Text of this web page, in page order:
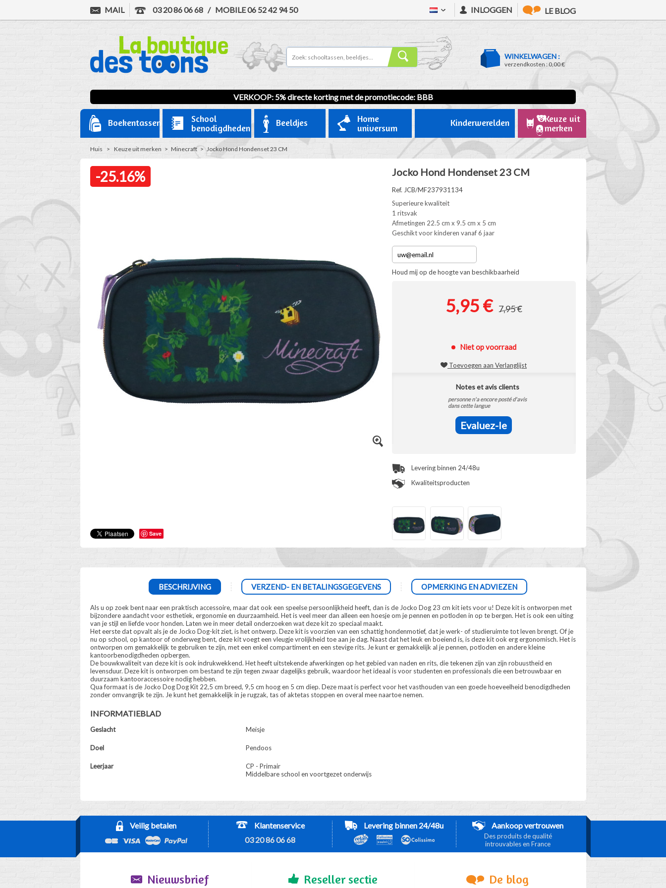
MAIL 03 20 86 06 68 / MOBILE06 52 42 94 50 INLOGGEN LE BLOG
WINKELWAGEN :
verzendkosten :0,00 €
VERKOOP: 5% directe korting met de promotiecode: BBB
Boekentassen
School
benodigdheden
Beeldjes
Home
universum
Kinderwerelden
Keuze uit
merken
Huis > Keuze uit merken > Minecraft > Jocko Hond Hondenset 23 CM
-25.16%
Save
Jocko Hond Hondenset 23 CM
Ref. JCB/MF237931134
Superieure kwaliteit
1 ritsvak
Afmetingen 22.5 cm x 9.5 cm x 5 cm
Geschikt voor kinderen vanaf 6 jaar
Houd mij op de hoogte van beschikbaarheid
5,95 € 7,95 €
Niet op voorraad
Toevoegen aan Verlanglijst
Notes et avis clients
personne n'a encore posté d'avis
dans cette langue
Evaluez-le
Levering binnen 24/48u
Kwaliteitsproducten
BESCHRIJVING VERZEND- EN BETALINGSGEGEVENS OPMERKING EN ADVIEZEN
Als u op zoek bent naar een praktisch accessoire, maar dat ook een speelse persoonlijkheid heeft, dan is de Jocko Dog 23 cm kit iets voor u! Deze kit is ontworpen met
bijzondere aandacht voor esthetiek, ergonomie en duurzaamheid. Het is veel meer dan alleen een hoesje om je pennen en potloden in op te bergen. Het is ook een uiting
van je stijl en liefde voor honden. Laten we in meer detail onderzoeken wat deze kit zo speciaal maakt.
Het eerste dat opvalt als je de Jocko Dog-kit ziet, is het ontwerp. Deze kit is voorzien van een schattig hondenmotief, dat je werk- of studieruimte tot leven brengt. Of je
nu op school, op kantoor of onderweg bent, deze kit voegt een vleugje vrolijkheid toe aan je dag. Naast dat het leuk en boeiend is, is deze kit ook erg ergonomisch. Het is
ontworpen om gemakkelijk te gebruiken te zijn, met een enkel compartiment en een stevige rits. Je kunt er gemakkelijk al je pennen, potloden en andere kleine
kantoorbenodigdheden opbergen.
De bouwkwaliteit van deze kit is ook indrukwekkend. Het heeft uitstekende afwerkingen op het gebied van naden en rits, die tekenen zijn van zijn robuustheid en
levensduur. Deze kit is ontworpen om bestand te zijn tegen zwaar dagelijks gebruik, waardoor het ideaal is voor studenten en professionals die een betrouwbaar en
duurzaam kantooraccessoire nodig hebben.
Qua formaat is de Jocko Dog Dog Kit 22,5 cm breed, 9,5 cm hoog en 5 cm diep. Deze maat is perfect voor het vasthouden van een goede hoeveelheid benodigdheden
zonder omvangrijk te zijn. Je kunt het gemakkelijk in je rugzak, tas of aktetas stoppen en overal mee naartoe nemen.
INFORMATIEBLAD
Geslacht Meisje
Doel Pendoos
Leerjaar
CP - Primair
Middelbare school en voortgezet onderwijs
Veilig betalen
Klantenservice
03 20 86 06 68
Levering binnen 24/48u Aankoop vertrouwen
Des produits de qualité
introuvables en France
Nieuwsbrief Reseller sectie De blog